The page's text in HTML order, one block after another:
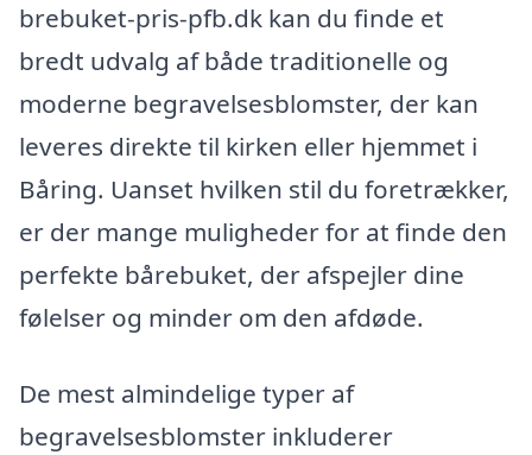
brebuket-pris-pfb.dk kan du finde et
bredt udvalg af både traditionelle og
moderne begravelsesblomster, der kan
leveres direkte til kirken eller hjemmet i
Båring. Uanset hvilken stil du foretrækker,
er der mange muligheder for at finde den
perfekte bårebuket, der afspejler dine
følelser og minder om den afdøde.
De mest almindelige typer af
begravelsesblomster inkluderer